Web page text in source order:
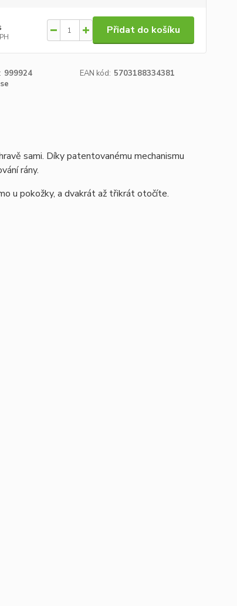
Přidat do košíku
999924 EAN kód: 5703188334381
sami. Díky patentovanému mechanismu
rány.
u pokožky, a dvakrát až třikrát otočíte.